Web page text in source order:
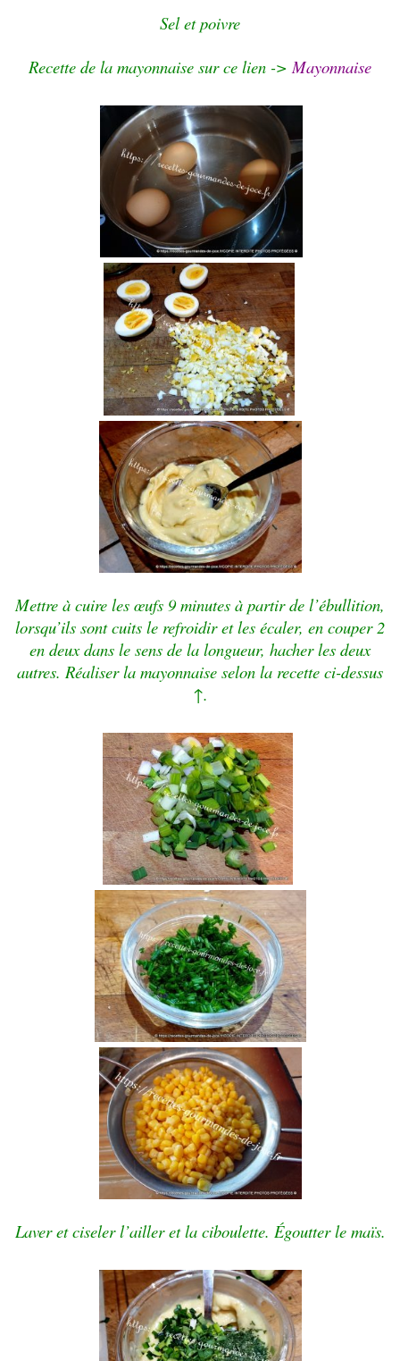
Sel et poivre
Recette de la mayonnaise sur ce lien -> Mayonnaise
Mettre à cuire les œufs 9 minutes à partir de l’ébullition,
lorsqu’ils sont cuits le refroidir et les écaler, en couper 2
en deux dans le sens de la longueur, hacher les deux
autres. Réaliser la mayonnaise selon la recette ci-dessus
↑.
Laver et ciseler l’ailler et la ciboulette. Égoutter le maïs.